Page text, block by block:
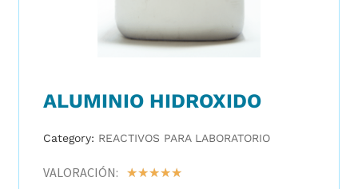
ALUMINIO HIDROXIDO
Category: REACTIVOS PARA LABORATORIO
VALORACIÓN: ☆☆☆☆☆